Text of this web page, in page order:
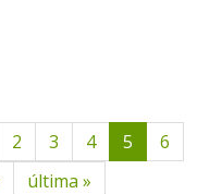
2 3 4 5
6
última »